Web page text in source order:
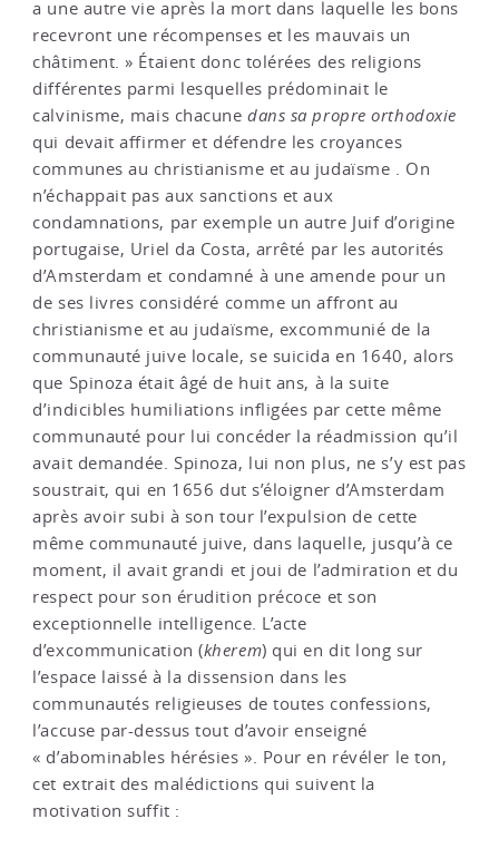
a une autre vie après la mort dans laquelle les bons
recevront une récompenses et les mauvais un
châtiment. » Étaient donc tolérées des religions
différentes parmi lesquelles prédominait le
calvinisme, mais chacunedans sa propre orthodoxie
qui devait affirmer et défendre les croyances
communes au christianisme et au judaïsme . On
n’échappait pas aux sanctions et aux
condamnations, par exemple un autre Juif d’origine
portugaise, Uriel da Costa, arrêté par les autorités
d’Amsterdam et condamné à une amende pour un
de ses livres considéré comme un affront au
christianisme et au judaïsme, excommunié de la
communauté juive locale, se suicida en 1640, alors
que Spinoza était âgé de huit ans, à la suite
d’indicibles humiliations infligées par cette même
communauté pour lui concéder la réadmission qu’il
avait demandée. Spinoza, lui non plus, ne s’y est pas
soustrait, qui en 1656 dut s’éloigner d’Amsterdam
après avoir subi à son tour l’expulsion de cette
même communauté juive, dans laquelle, jusqu’à ce
moment, il avait grandi et joui de l’admiration et du
respect pour son érudition précoce et son
exceptionnelle intelligence. L’acte
d’excommunication (kherem) qui en dit long sur
l’espace laissé à la dissension dans les
communautés religieuses de toutes confessions,
l’accuse par-dessus tout d’avoir enseigné
« d’abominables hérésies ». Pour en révéler le ton,
cet extrait des malédictions qui suivent la
motivation suffit :